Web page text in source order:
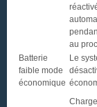
au
Batterie
faible mode
économique
Le